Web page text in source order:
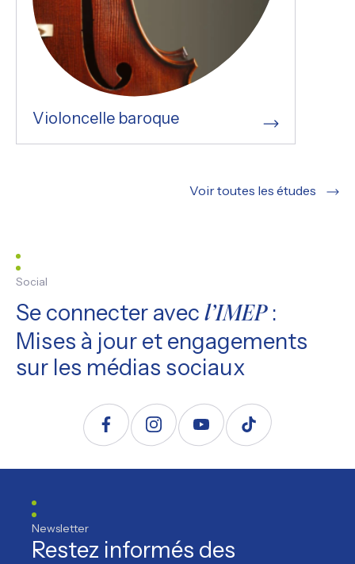
Violoncelle baroque
Voir toutes les études
Social
Se connecter avec l’IMEP:
Mises à jour et engagements
sur les médias sociaux
Newsletter
Restez informés des